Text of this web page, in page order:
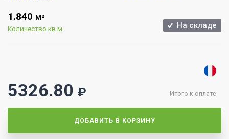
1.840 М²
Количество кв.м. На складе
Итого к оплате
5326.80 ₽
ДОБАВИТЬ В КОРЗИНУ